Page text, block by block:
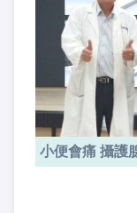
小便會痛 攝護